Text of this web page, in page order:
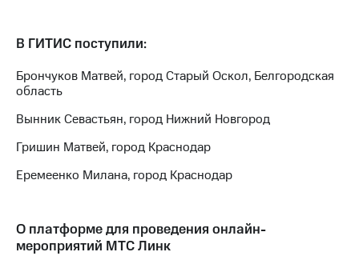
В ГИТИС поступили:
Брончуков Матвей, город Старый Оскол, Белгородская
область
Вынник Севастьян, город Нижний Новгород
Гришин Матвей, город Краснодар
Еремеенко Милана, город Краснодар
О платформе для проведения онлайн-
мероприятий МТС Линк